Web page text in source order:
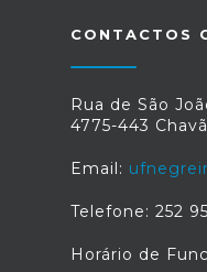
CONTACTOS
Rua de São
4775-443
Email:
Telefone: 252
Horário de